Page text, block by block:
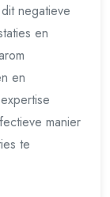
negatieve
en
en
manier
te